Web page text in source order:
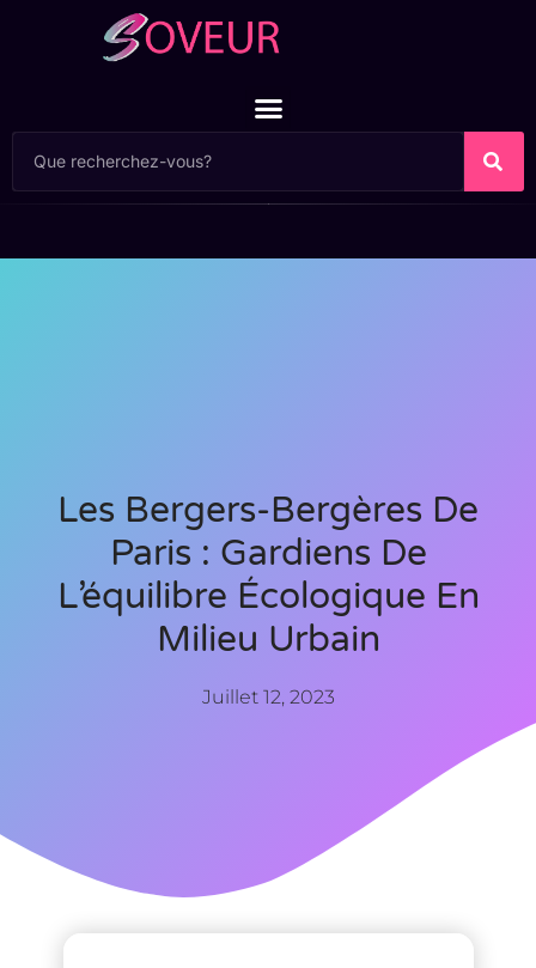
Les Bergers-Bergères De
Paris : Gardiens De
L’équilibre Écologique En
Milieu Urbain
Juillet 12, 2023